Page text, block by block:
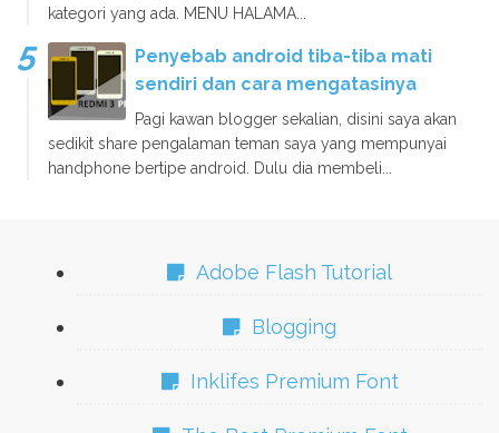
kategori yang ada. MENU HALAMA...
Penyebab android tiba-tiba mati
sendiri dan cara mengatasinya
Pagi kawan blogger sekalian, disini saya akan
sedikit share pengalaman teman saya yang mempunyai
handphone bertipe android. Dulu dia membeli...
Adobe Flash Tutorial
Blogging
Inklifes Premium Font